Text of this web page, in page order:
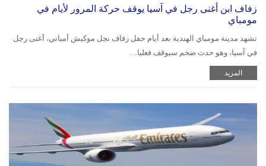
زفاف ابن أغنى رجل في آسيا يوقف حركة المرور لأيام في
مومباي
تشهد مدينة مومباي الهندية بعد أيام حفل زفاف نجل موكيش أمباني، أغنى رجل
في آسيا، وهو حدث ضخم سيوقف فعليا…
المزيد